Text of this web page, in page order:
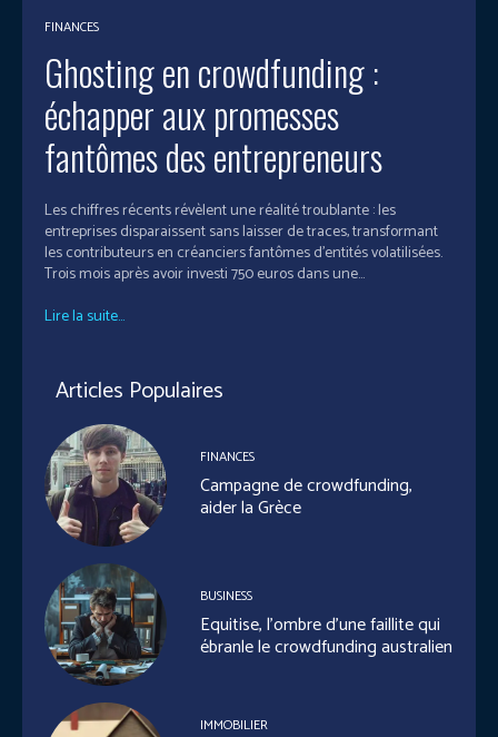
FINANCES
Ghosting en crowdfunding :
échapper aux promesses
fantômes des entrepreneurs
Les chiffres récents révèlent une réalité troublante : les
entreprises disparaissent sans laisser de traces, transformant
les contributeurs en créanciers fantômes d'entités volatilisées.
Trois mois après avoir investi 750 euros dans une...
Lire la suite...
Articles Populaires
FINANCES
Campagne de crowdfunding,
aider la Grèce
BUSINESS
Equitise, l’ombre d’une faillite qui
ébranle le crowdfunding australien
IMMOBILIER